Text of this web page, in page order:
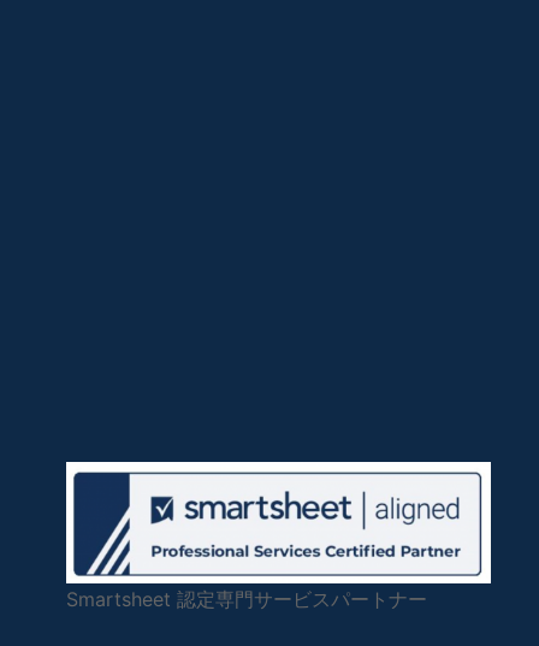
Smartsheet 認定専門サービスパートナー